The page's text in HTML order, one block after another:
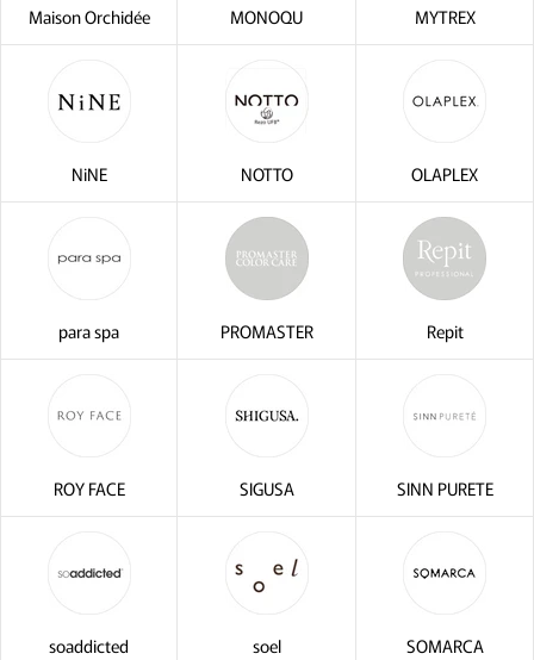
Maison Orchidée MONOQU MYTREX
NiNE NOTTO OLAPLEX
para spa PROMASTER Repit
ROY FACE SIGUSA SINN PURETE
soaddicted soel SOMARCA